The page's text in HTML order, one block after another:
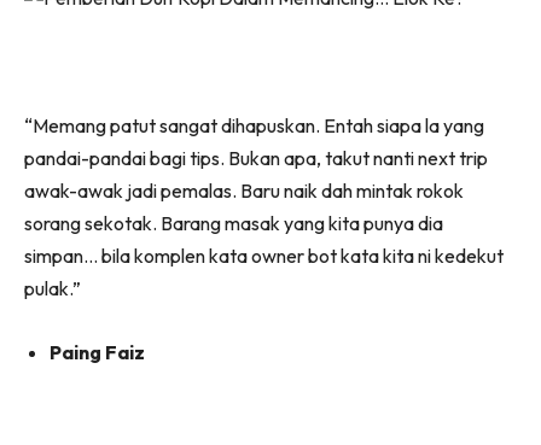
“Memang patut sangat dihapuskan. Entah siapa la yang
pandai-pandai bagi tips. Bukan apa, takut nanti next trip
awak-awak jadi pemalas. Baru naik dah mintak rokok
sorang sekotak. Barang masak yang kita punya dia
simpan… bila komplen kata owner bot kata kita ni kedekut
pulak.”
Paing Faiz